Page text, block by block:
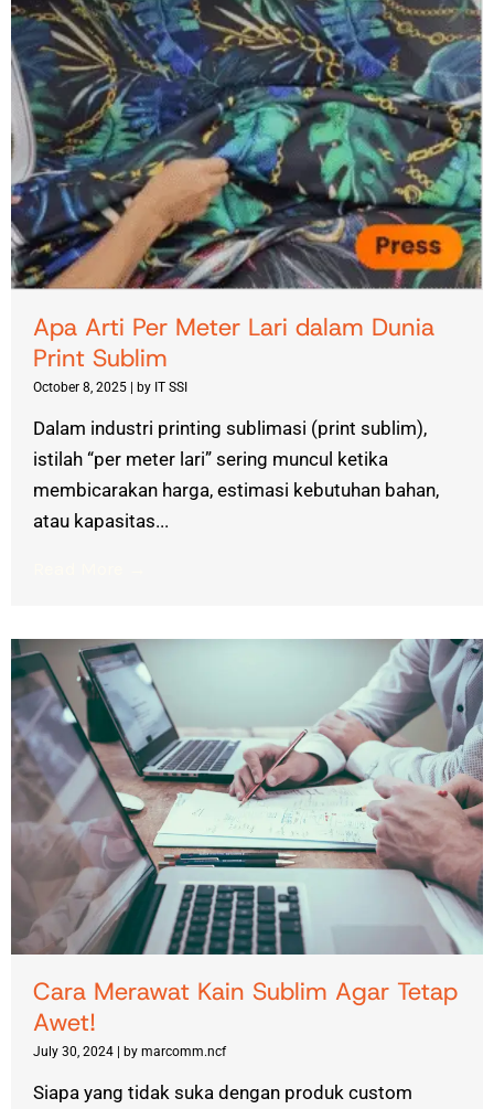
Apa Arti Per Meter Lari dalam Dunia
Print Sublim
October 8, 2025 by IT SSI
Dalam industri printing sublimasi (print sublim),
istilah “per meter lari” sering muncul ketika
membicarakan harga, estimasi kebutuhan bahan,
atau kapasitas...
Cara Merawat Kain Sublim Agar Tetap
Awet!
July 30, 2024 | by marcomm.ncf
Siapa yang tidak suka dengan produk custom